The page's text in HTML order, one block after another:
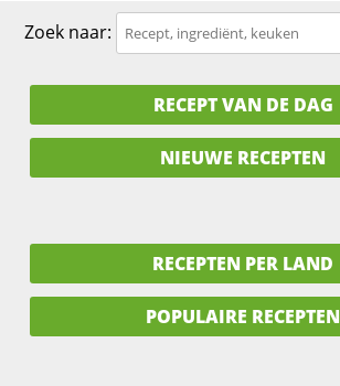
Zoek naar:
RECEPT VAN DE DAG
NIEUWE RECEPTEN
RECEPTEN PER LAND
POPULAIRE RECEPTEN